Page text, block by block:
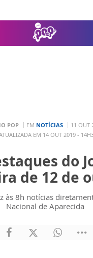
POP EM NOTÍCIAS
11 OUT
EM 14 OUT 2019 -
do
de 12 de
às 8h notícias
Nacional de Aparecida